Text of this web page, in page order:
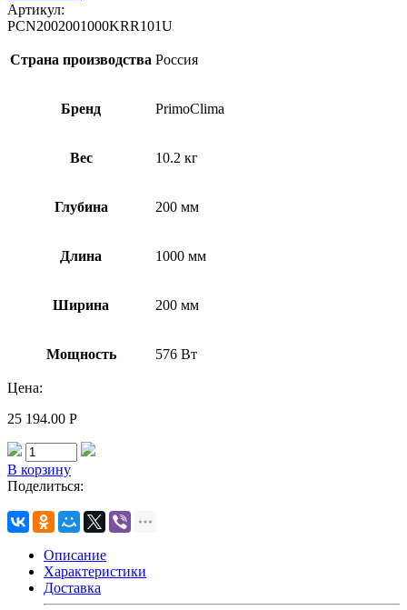
Артикул:
PCN2002001000KRR101U
Страна производства Россия
Бренд PrimoClima
Вес 10.2 кг
Глубина 200 мм
Длина 1000 мм
Ширина 200 мм
Мощность 576 Вт
Цена:
25 194.00 Р
В корзину
Поделиться:
Описание
Характеристики
Доставка